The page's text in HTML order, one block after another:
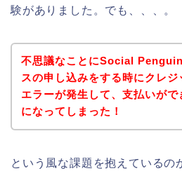
験がありました。でも、、、。
不思議なことにSocial
スの申し込みをする時にクレジ
エラーが発生して、支払いがで
になってしまった！
という風な課題を抱えているの